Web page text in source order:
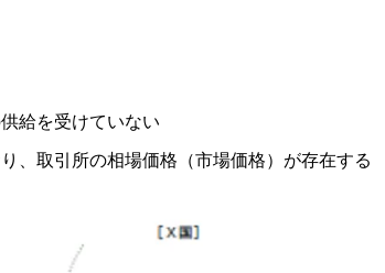
給を受けていない
、取引所の相場価格（市場価格）が存在する